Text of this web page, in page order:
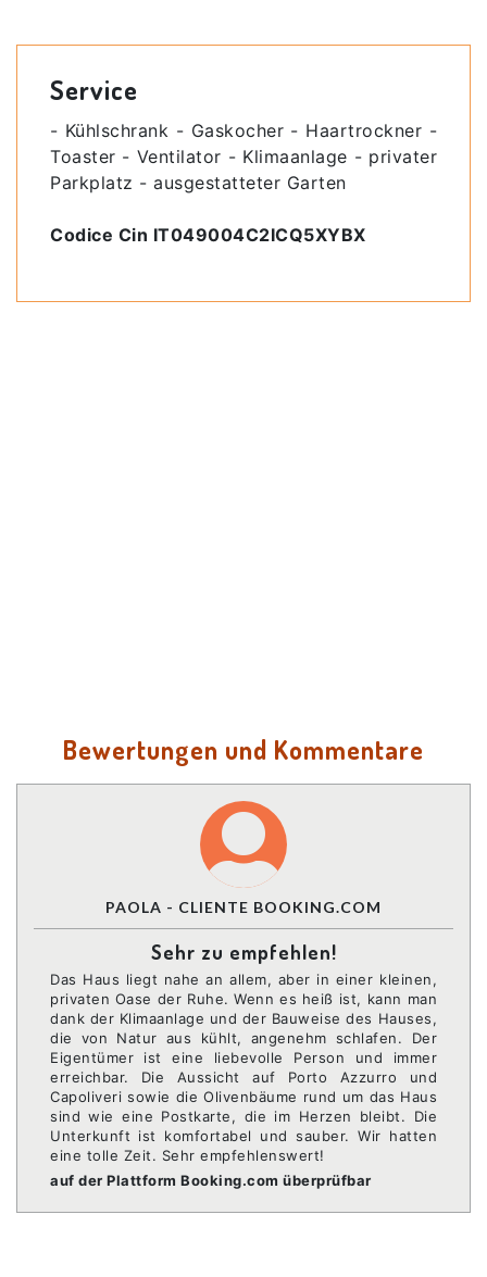
Service
- Kühlschrank - Gaskocher - Haartrockner -
Toaster - Ventilator - Klimaanlage - privater
Parkplatz - ausgestatteter Garten
Codice Cin IT049004C2ICQ5XYBX
Bewertungen und Kommentare
PAOLA - CLIENTE BOOKING.COM
Sehr zu empfehlen!
Das Haus liegt nahe an allem, aber in einer kleinen,
privaten Oase der Ruhe. Wenn es heiß ist, kann man
dank der Klimaanlage und der Bauweise des Hauses,
die von Natur aus kühlt, angenehm schlafen. Der
Eigentümer ist eine liebevolle Person und immer
erreichbar. Die Aussicht auf Porto Azzurro und
Capoliveri sowie die Olivenbäume rund um das Haus
sind wie eine Postkarte, die im Herzen bleibt. Die
Unterkunft ist komfortabel und sauber. Wir hatten
eine tolle Zeit. Sehr empfehlenswert!
auf der Plattform Booking.com überprüfbar